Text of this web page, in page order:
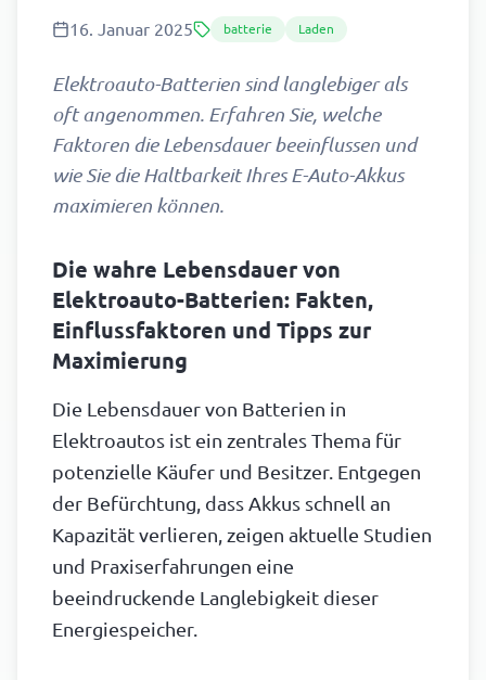
16. Januar 2025 batterie Laden
Elektroauto-Batterien sind langlebiger als
oft angenommen. Erfahren Sie, welche
Faktoren die Lebensdauer beeinflussen und
wie Sie die Haltbarkeit Ihres E-Auto-Akkus
maximieren können.
Die wahre Lebensdauer von
Elektroauto-Batterien: Fakten,
Einflussfaktoren und Tipps zur
Maximierung
Die Lebensdauer von Batterien in
Elektroautos ist ein zentrales Thema für
potenzielle Käufer und Besitzer. Entgegen
der Befürchtung, dass Akkus schnell an
Kapazität verlieren, zeigen aktuelle Studien
und Praxiserfahrungen eine
beeindruckende Langlebigkeit dieser
Energiespeicher.